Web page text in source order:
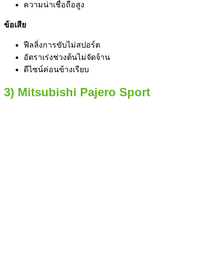
ความน่าเชื่อถือสูง
ข้อเสีย
ฟีลลิ่งการขับไม่สปอร์ต
อัตราเร่งช่วงต้นไม่จัดจ้าน
ดีไซน์ค่อนข้างเรียบ
3) Mitsubishi Pajero Sport